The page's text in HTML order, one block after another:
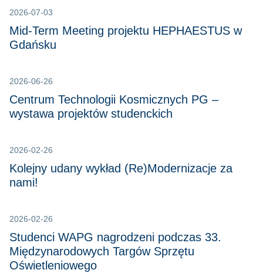
2026-07-03
Mid-Term Meeting projektu HEPHAESTUS w
Gdańsku
2026-06-26
Centrum Technologii Kosmicznych PG –
wystawa projektów studenckich
2026-02-26
Kolejny udany wykład (Re)Modernizacje za
nami!
2026-02-26
Studenci WAPG nagrodzeni podczas 33.
Międzynarodowych Targów Sprzętu
Oświetleniowego